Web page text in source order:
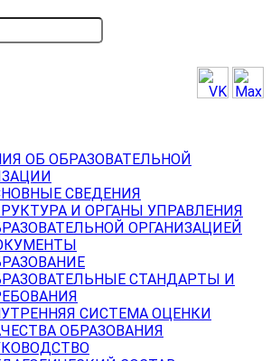
ОБ ОБРАЗОВАТЕЛЬНОЙ
СВЕДЕНИЯ
И ОРГАНЫ УПРАВЛЕНИЯ
ОРГАНИЗАЦИЕЙ
СТАНДАРТЫ И
СИСТЕМА ОЦЕНКИ
ОБРАЗОВАНИЯ